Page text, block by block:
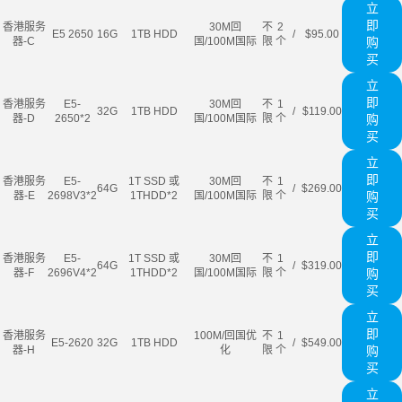
香港服务
器-C
E5 2650 16G 1TB HDD
30M回
国/100M国际
不
限
2
个
/ $95.00
立
即
购
买
香港服务
器-D
E5-
2650*2
32G 1TB HDD
30M回
国/100M国际
不
限
1
个
/ $119.00
立
即
购
买
香港服务
器-E
E5-
2698V3*2
64G
1T SSD 或
1THDD*2
30M回
国/100M国际
不
限
1
个
/ $269.00
立
即
购
买
香港服务
器-F
E5-
2696V4*2
64G
1T SSD 或
1THDD*2
30M回
国/100M国际
不
限
1
个
/ $319.00
立
即
购
买
香港服务
器-H
E5-2620 32G 1TB HDD
100M/回国优
化
不
限
1
个
/ $549.00
立
即
购
买
立